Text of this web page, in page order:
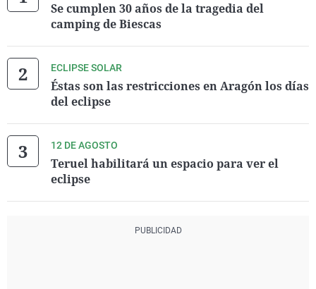
Se cumplen 30 años de la tragedia del
camping de Biescas
ECLIPSE SOLAR
Éstas son las restricciones en Aragón los días
del eclipse
12 DE AGOSTO
Teruel habilitará un espacio para ver el
eclipse